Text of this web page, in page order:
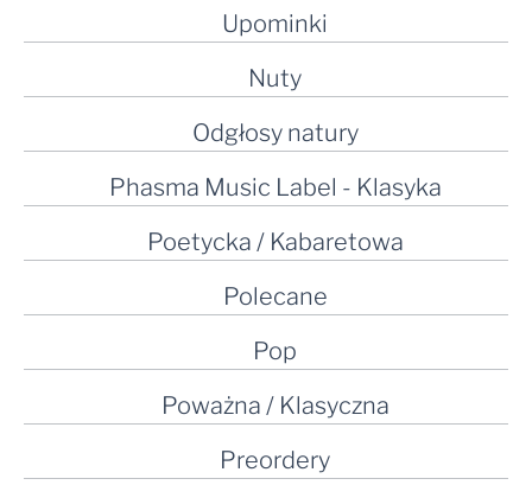
Upominki
Nuty
Odgłosy natury
Phasma Music Label - Klasyka
Poetycka / Kabaretowa
Polecane
Pop
Poważna / Klasyczna
Preordery